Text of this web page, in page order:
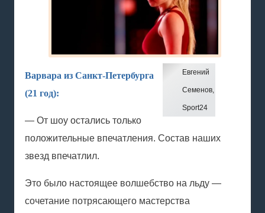
Евгений
Семенов,
Sport24
Варвара из Санкт-Петербурга
(21 год):
— От шоу остались только
положительные впечатления. Состав наших
звезд впечатлил.
Это было настоящее волшебство на льду —
сочетание потрясающего мастерства